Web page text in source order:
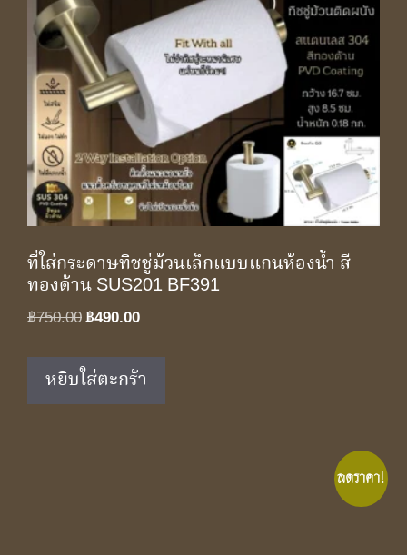
ที่ใส่กระดาษทิชชู่ม้วนเล็กแบบแกนห้องน้ำ สี
ทองด้าน SUS201 BF391
฿750.00Original
was:
฿750.00.
฿490.00Current
฿490.00.
หยิบใส่ตะกร้า
ลดราคา!